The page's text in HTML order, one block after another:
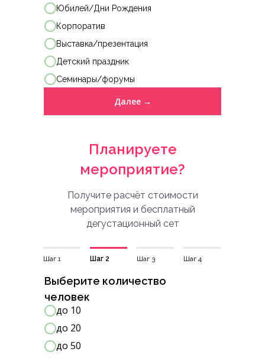
Далее →
Юбилей/Дни Рождения
Корпоратив
Выставка/презентация
Детский праздник
Семинары/форумы
до 10
до 20
до 50
Планируете
мероприятие?
Получите расчёт стоимости
мероприятия и бесплатный
дегустационный сет
Шаг 1 Шаг 2 Шаг 3 Шаг 4
Выберите количество
человек